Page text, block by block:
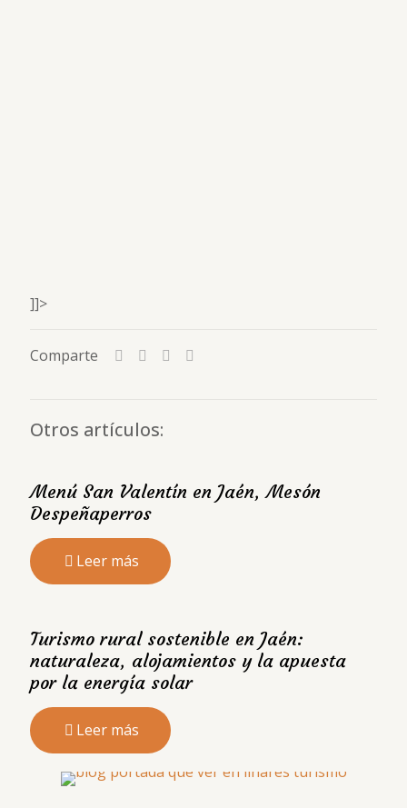
]]>
Comparte
Otros artículos:
Menú San Valentín en Jaén, Mesón
Despeñaperros
Leer más
Turismo rural sostenible en Jaén:
naturaleza, alojamientos y la apuesta
por la energía solar
Leer más